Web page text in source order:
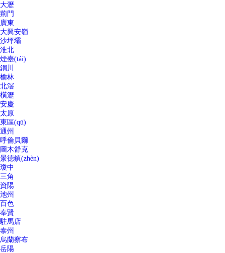
大瀝
荊門
廣東
大興安嶺
沙坪壩
淮北
煙臺(tái)
銅川
榆林
北滘
橫瀝
安慶
太原
東區(qū)
通州
呼倫貝爾
圖木舒克
景德鎮(zhèn)
瓊中
三角
資陽
池州
百色
奉賢
駐馬店
泰州
烏蘭察布
岳陽